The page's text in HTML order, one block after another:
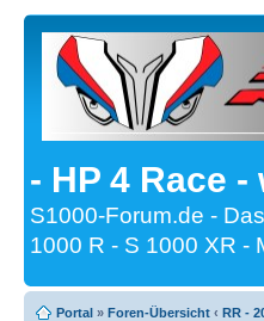
- HP 4 Race -
S1000-Forum.de -
1000 R - S 1000 XR -
Portal » Foren-Übersicht ‹ RR -